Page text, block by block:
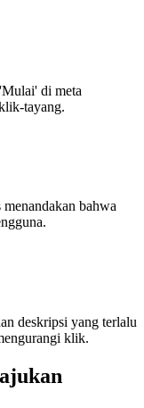
di meta
tayang.
bahwa
deskripsi yang terlalu
klik.